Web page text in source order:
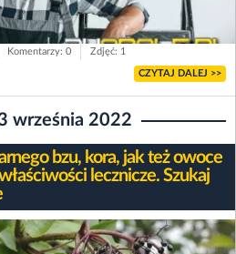
Komentarzy: 0 Zdjęć: 1
CZYTAJ DALEJ >>
września 2022
bzu, kora, jak też owoce
lecznicze. Szukaj